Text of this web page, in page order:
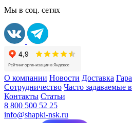
Мы в соц. сетях
О компании Новости Доставка
Сотрудничество Часто задаваемые
Контакты Статьи
8 800 500 52 25
info@shapki-nsk.ru